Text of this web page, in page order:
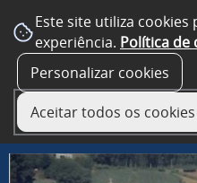
Este site utiliza
experiência. Política de
Personalizar cookies
Aceitar todos os cookies